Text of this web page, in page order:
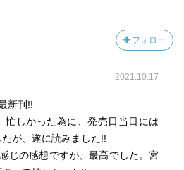
フォロー
2021.10.17
新刊!!
忙しかった為に、発売日当日には
が、遂に読みました!!
じの感想ですが、最高でした。宮